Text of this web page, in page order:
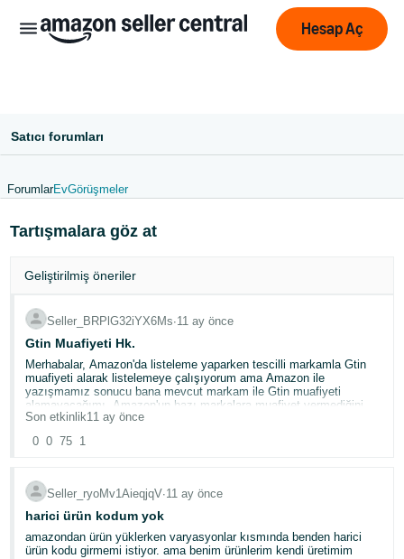
Türk
文
CN
English
- GB
Deutsch
- DE
Türk
Hesap Aç
Satıcı forumları
ForumlarEvGörüşmeler
Tartışmalara göz at
Geliştirilmiş öneriler
Seller_BRPlG32iYX6Ms∙11 ay önce
Gtin Muafiyeti Hk.
Merhabalar, Amazon'da listeleme yaparken tescilli markamla Gtin
muafiyeti alarak listelemeye çalışıyorum ama Amazon ile
yazışmamız sonucu bana mevcut markam ile Gtin muafiyeti
alamayacağımı, Amazon'un bazı markalara muafiyet vermediğini
söyledi. Daha önce böyle bir şey yaşayan var mı?
Son etkinlik11 ay önce
0 0 75 1
Seller_ryoMv1AieqjqV∙11 ay önce
harici ürün kodum yok
amazondan ürün yüklerken varyasyonlar kısmında benden harici
ürün kodu girmemi istiyor. ama benim ürünlerim kendi üretimim